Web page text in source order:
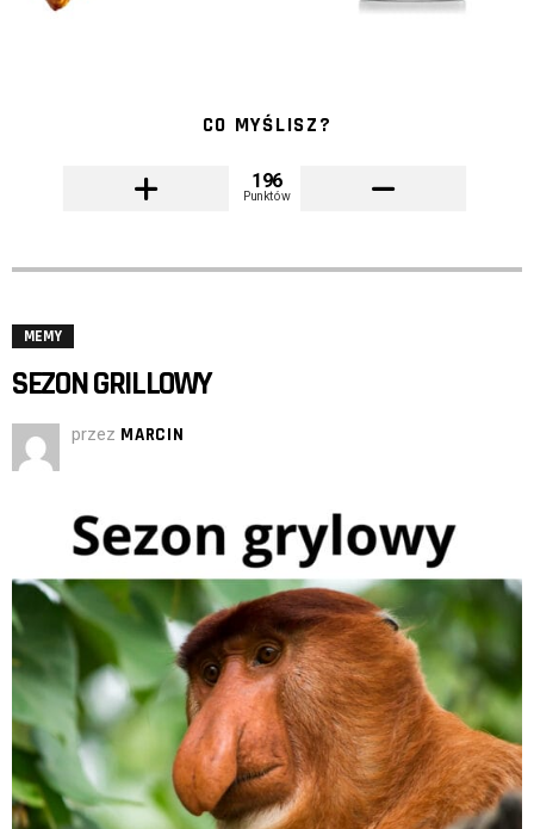
CO MYŚLISZ?
196
Punktów
MEMY
SEZON GRILLOWY
przez MARCIN